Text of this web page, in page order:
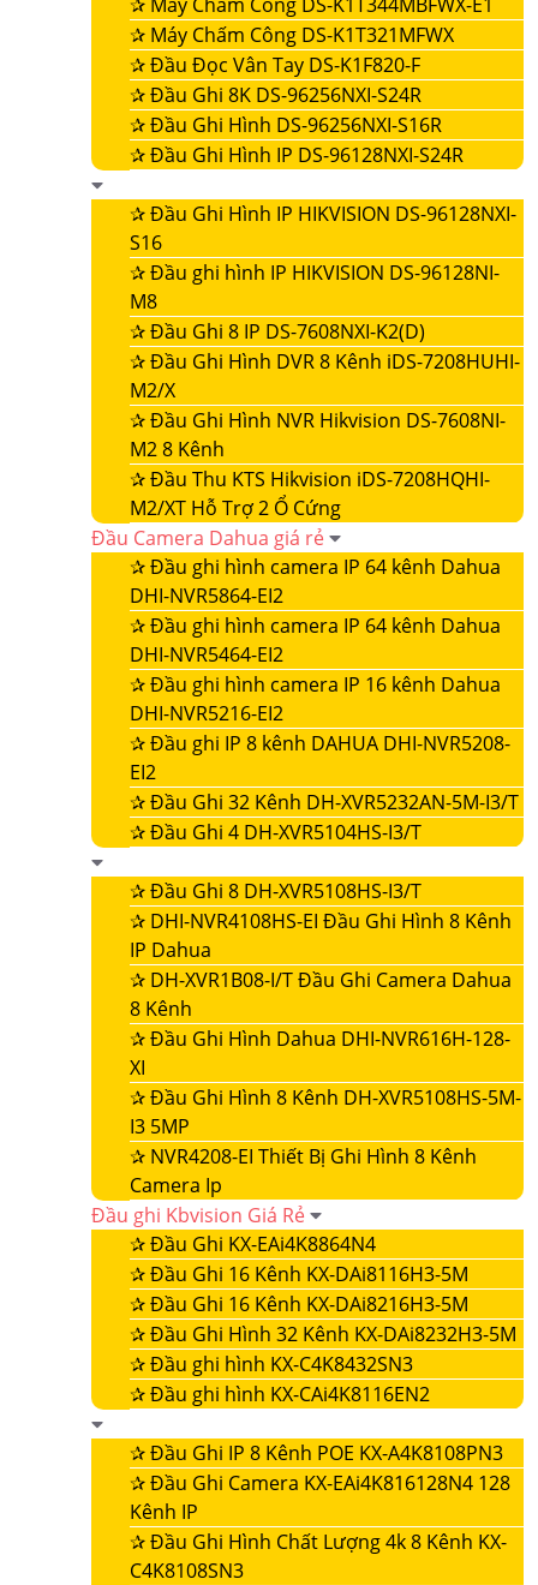
✰ Máy Chấm Công DS-K1T321MFWX
✰Đầu Đọc Vân Tay DS-K1F820-F
✰Đầu Ghi 8K DS-96256NXI-S24R
✰Đầu Ghi Hình DS-96256NXI-S16R
✰Đầu Ghi Hình IP DS-96128NXI-S24R
✰Đầu Ghi Hình IP HIKVISION DS-96128NXI-
S16
✰Đầu ghi hình IP HIKVISION DS-96128NI-
M8
✰Đầu Ghi 8 IP DS-7608NXI-K2(D)
✰Đầu Ghi Hình DVR 8 Kênh iDS-7208HUHI-
M2/X
✰Đầu Ghi Hình NVR Hikvision DS-7608NI-
M2 8 Kênh
✰Đầu Thu KTS Hikvision iDS-7208HQHI-
M2/XT Hỗ Trợ 2 Ổ Cứng
Đầu Camera Dahua giá rẻ
✰Đầu ghi hình camera IP 64 kênh Dahua
DHI-NVR5864-EI2
✰Đầu ghi hình camera IP 64 kênh Dahua
DHI-NVR5464-EI2
✰Đầu ghi hình camera IP 16 kênh Dahua
DHI-NVR5216-EI2
✰Đầu ghi IP 8 kênh DAHUA DHI-NVR5208-
EI2
✰Đầu Ghi 32 Kênh DH-XVR5232AN-5M-I3/T
✰Đầu Ghi 4 DH-XVR5104HS-I3/T
✰Đầu Ghi 8 DH-XVR5108HS-I3/T
✰ DHI-NVR4108HS-EI Đầu Ghi Hình 8 Kênh
IP Dahua
✰ DH-XVR1B08-I/T Đầu Ghi Camera Dahua
8 Kênh
✰Đầu Ghi Hình Dahua DHI-NVR616H-128-
XI
✰Đầu Ghi Hình 8 Kênh DH-XVR5108HS-5M-
I3 5MP
✰ NVR4208-EI Thiết Bị Ghi Hình 8 Kênh
Camera Ip
Đầu ghi Kbvision Giá Rẻ
✰Đầu Ghi KX-EAi4K8864N4
✰Đầu Ghi 16 Kênh KX-DAi8116H3-5M
✰Đầu Ghi 16 Kênh KX-DAi8216H3-5M
✰Đầu Ghi Hình 32 Kênh KX-DAi8232H3-5M
✰Đầu ghi hình KX-C4K8432SN3
✰Đầu ghi hình KX-CAi4K8116EN2
✰Đầu Ghi IP 8 Kênh POE KX-A4K8108PN3
✰Đầu Ghi Camera KX-EAi4K816128N4 128
Kênh IP
✰Đầu Ghi Hình Chất Lượng 4k 8 Kênh KX-
C4K8108SN3